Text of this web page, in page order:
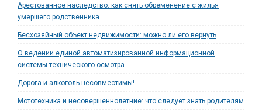
Арестованное наследство: как снять обременение с жилья
умершего родственника
Бесхозяйный объект недвижимости: можно ли его вернуть
О ведении единой автоматизированной информационной
системы технического осмотра
Дорога и алкоголь несовместимы!
Мототехника и несовершеннолетние: что следует знать родителям